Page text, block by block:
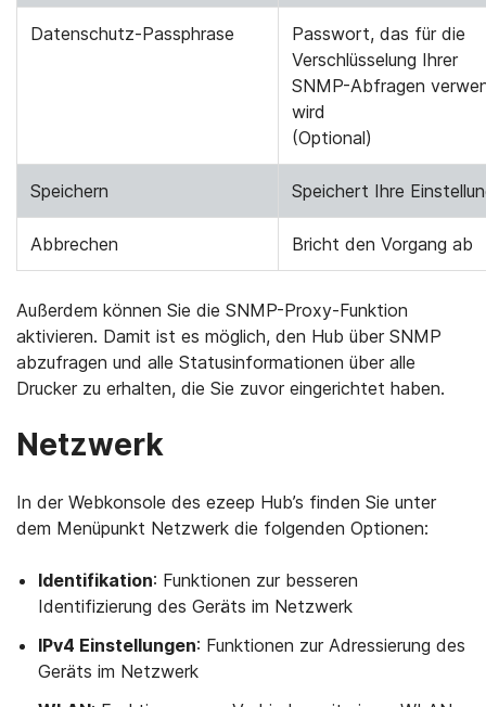
Datenschutz-Passphrase
Passwort, das für die
Verschlüsselung Ihrer
SNMP-Abfragen
wird
(Optional)
Speichern Speichert Ihre
Abbrechen Bricht den Vorgang ab
Außerdem können Sie die SNMP-Proxy-Funktion
aktivieren. Damit ist es möglich, den Hub über SNMP
abzufragen und alle Statusinformationen über alle
Drucker zu erhalten, die Sie zuvor eingerichtet haben.
Netzwerk
In der Webkonsole des ezeep Hub’s finden Sie unter
dem Menüpunkt Netzwerk die folgenden Optionen:
Identifikation: Funktionen zur besseren
Identifizierung des Geräts im Netzwerk
IPv4 Einstellungen: Funktionen zur Adressierung des
Geräts im Netzwerk